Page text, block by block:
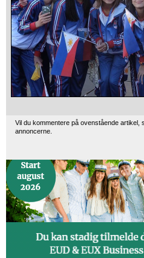
Vil du kommentere på ovenstående artikel,
annoncerne.